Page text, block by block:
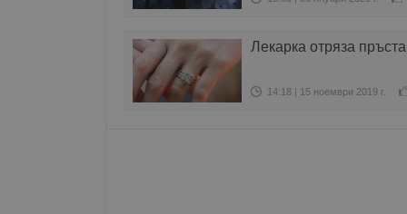
Лекарка отряза
14:18 | 15 ноември 2019 г.